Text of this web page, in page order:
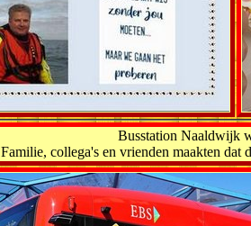
Busstation Naaldwijk
Familie, collega's en vrienden maakten